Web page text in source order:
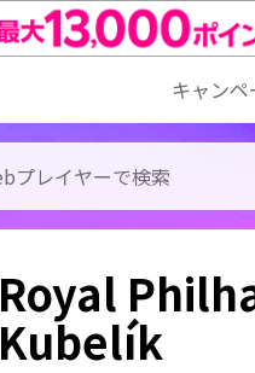
キャンペ
Royal
Kubelík